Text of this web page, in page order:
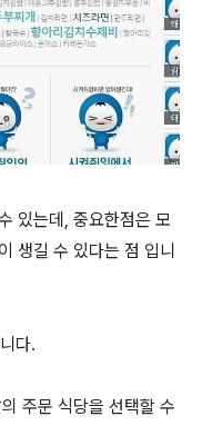
있는데, 중요한점은 모
생길 수 있다는 점 입니
다.
주문 식당을 선택할 수